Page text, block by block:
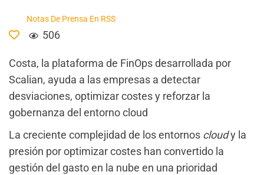
Notas De Prensa En RSS
506
Costa, la plataforma de FinOps desarrollada por
Scalian, ayuda a las empresas a detectar
desviaciones, optimizar costes y reforzar la
gobernanza del entorno cloud
La creciente complejidad de los entornos cloudy la
presión por optimizar costes han convertido la
gestión del gasto en la nube en una prioridad